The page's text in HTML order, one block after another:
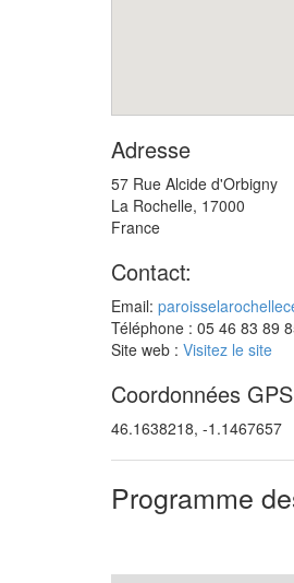
Adresse
57 Rue Alcide d'Orbigny
La Rochelle, 17000
France
Contact:
Email:
Téléphone : 05 46 83 89
Site web : Visitez le site
Coordonnées GPS
46.1638218, -1.1467657
Programme